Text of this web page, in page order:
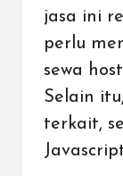
jasa ini
perlu
sewa
Selain
terkait,